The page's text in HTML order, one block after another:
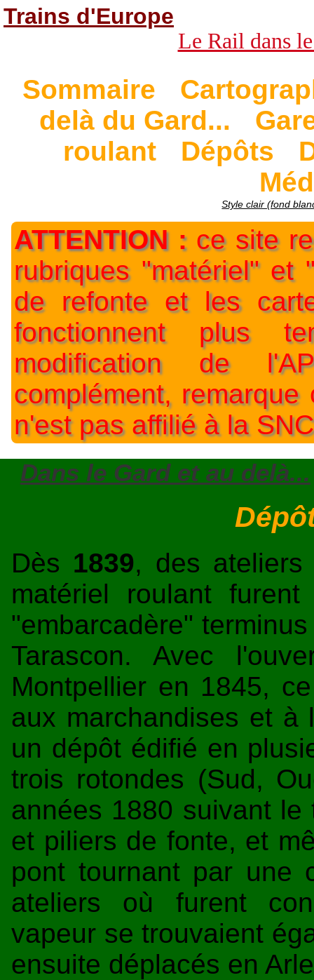
Trains d'Europe
Le Rail dans
Sommaire
delà du Gard...
roulant
Dépôts
Style clair (fond
ATTENTION :ce site
rubriques "matériel" et
de refonte et les
fonctionnent plus
modification de
complément,
n'est pas affilié à la
Dans le Gard et au delà...
Dès 1839, des
matériel roulant
"embarcadère"
Tarascon. Avec
Montpellier en 1845,
aux marchandises et à
un dépôt édifié en
trois rotondes (Sud,
années 1880 suivant
et piliers de fonte, et
pont tournant par une
ateliers où furent
vapeur se trouvaient
ensuite déplacés en